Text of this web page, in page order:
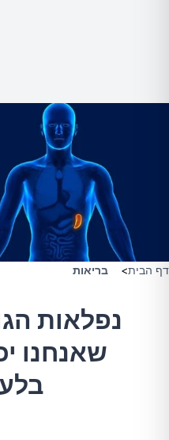
דף הבית> בריאות
שאנחנו